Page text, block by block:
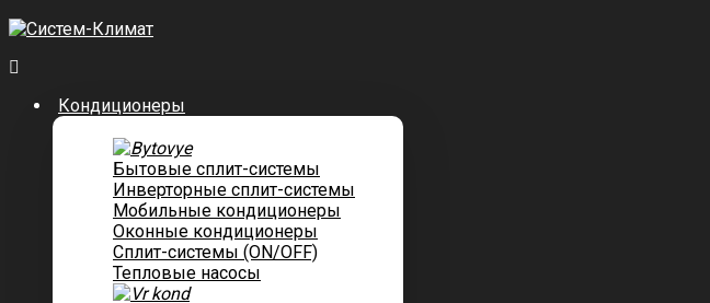
Кондиционеры
Бытовые сплит-системы
Инверторные сплит-системы
Мобильные кондиционеры
Оконные кондиционеры
Сплит-системы (ON/OFF)
Тепловые насосы